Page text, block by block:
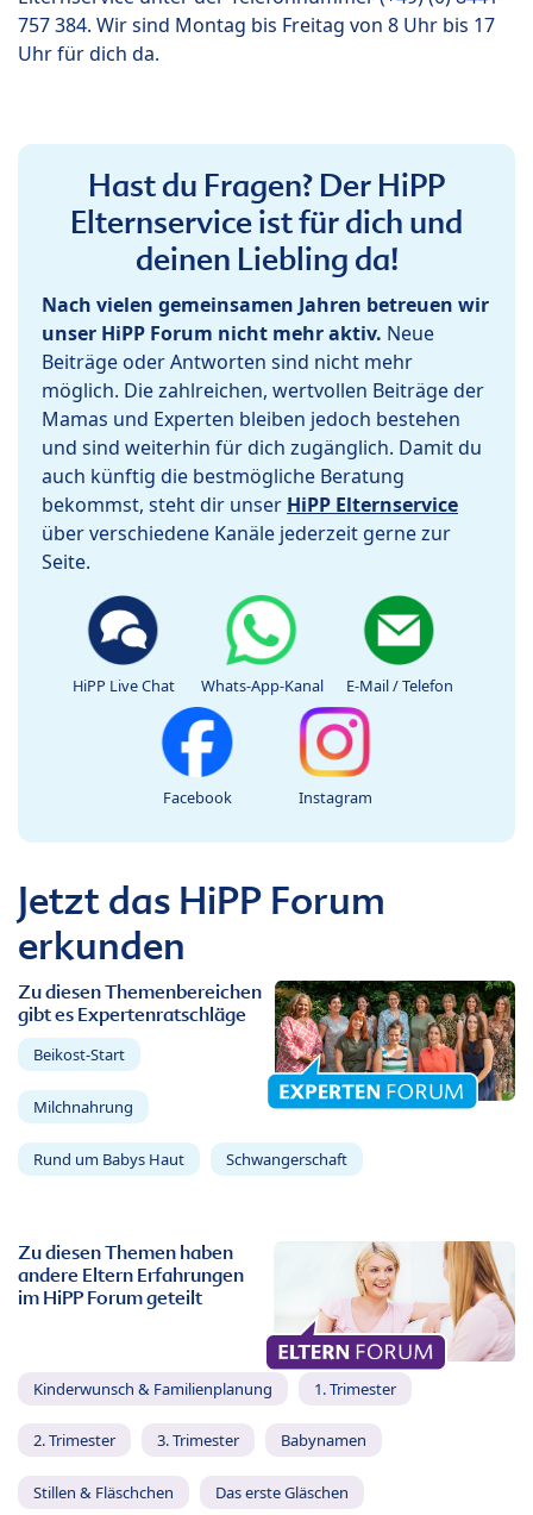
757 384. Wir sind Montag bis Freitag von 8 Uhr bis 17
Uhr für dich da.
Hast du Fragen? Der HiPP
Elternservice ist für dich und
deinen Liebling da!
Nach vielen gemeinsamen Jahren betreuen wir
unser HiPP Forum nicht mehr aktiv. Neue
Beiträge oder Antworten sind nicht mehr
möglich. Die zahlreichen, wertvollen Beiträge der
Mamas und Experten bleiben jedoch bestehen
und sind weiterhin für dich zugänglich. Damit du
auch künftig die bestmögliche Beratung
bekommst, steht dir unser HiPP Elternservice
über verschiedene Kanäle jederzeit gerne zur
Seite.
HiPP Live Chat Whats-App-Kanal E-Mail / Telefon
Facebook Instagram
Jetzt das HiPP Forum
erkunden
Zu diesen Themenbereichen
gibt es Expertenratschläge
Beikost-Start
Milchnahrung
Rund um Babys Haut Schwangerschaft
Zu diesen Themen haben
andere Eltern Erfahrungen
im HiPP Forum geteilt
Kinderwunsch & Familienplanung 1. Trimester
2. Trimester 3. Trimester Babynamen
Stillen & Fläschchen Das erste Gläschen